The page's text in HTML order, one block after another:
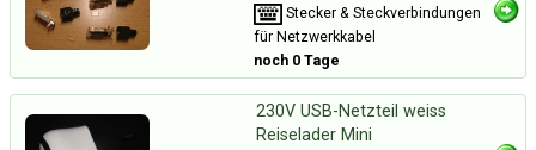
Stecker & Steckverbindungen
für Netzwerkkabel
noch 0 Tage
230V USB-Netzteil weiss
Reiselader Mini